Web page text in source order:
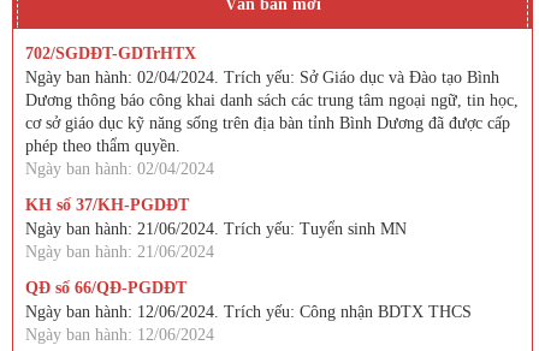
Văn bản mới
702/SGDĐT-GDTrHTX
Ngày ban hành: 02/04/2024. Trích yếu: Sở Giáo dục và Đào tạo Bình
Dương thông báo công khai danh sách các trung tâm ngoại ngữ, tin học,
cơ sở giáo dục kỹ năng sống trên địa bàn tỉnh Bình Dương đã được cấp
phép theo thẩm quyền.
Ngày ban hành: 02/04/2024
KH số 37/KH-PGDĐT
Ngày ban hành: 21/06/2024. Trích yếu: Tuyển sinh MN
Ngày ban hành: 21/06/2024
QĐ số 66/QĐ-PGDĐT
Ngày ban hành: 12/06/2024. Trích yếu: Công nhận BDTX THCS
Ngày ban hành: 12/06/2024